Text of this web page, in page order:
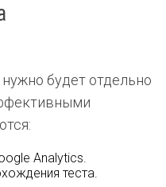
будет отдельно
Analytics.
теста.